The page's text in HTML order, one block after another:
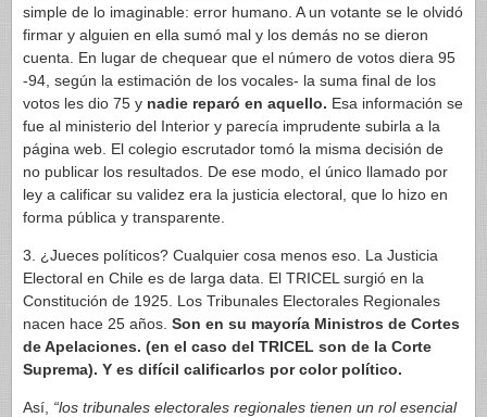
simple de lo imaginable: error humano. A un votante se le olvidó
firmar y alguien en ella sumó mal y los demás no se dieron
cuenta. En lugar de chequear que el número de votos diera 95
-94, según la estimación de los vocales- la suma final de los
votos les dio 75 y nadie reparó en aquello. Esa información se
fue al ministerio del Interior y parecía imprudente subirla a la
página web. El colegio escrutador tomó la misma decisión de
no publicar los resultados. De ese modo, el único llamado por
ley a calificar su validez era la justicia electoral, que lo hizo en
forma pública y transparente.
3. ¿Jueces políticos? Cualquier cosa menos eso. La Justicia
Electoral en Chile es de larga data. El TRICEL surgió en la
Constitución de 1925. Los Tribunales Electorales Regionales
nacen hace 25 años. Son en su mayoría Ministros de Cortes
de Apelaciones. (en el caso del TRICEL son de la Corte
Suprema). Y es difícil calificarlos por color político.
Así, “los tribunales electorales regionales tienen un rol esencial